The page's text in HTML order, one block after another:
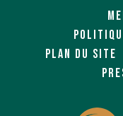
PLAN DU SITE